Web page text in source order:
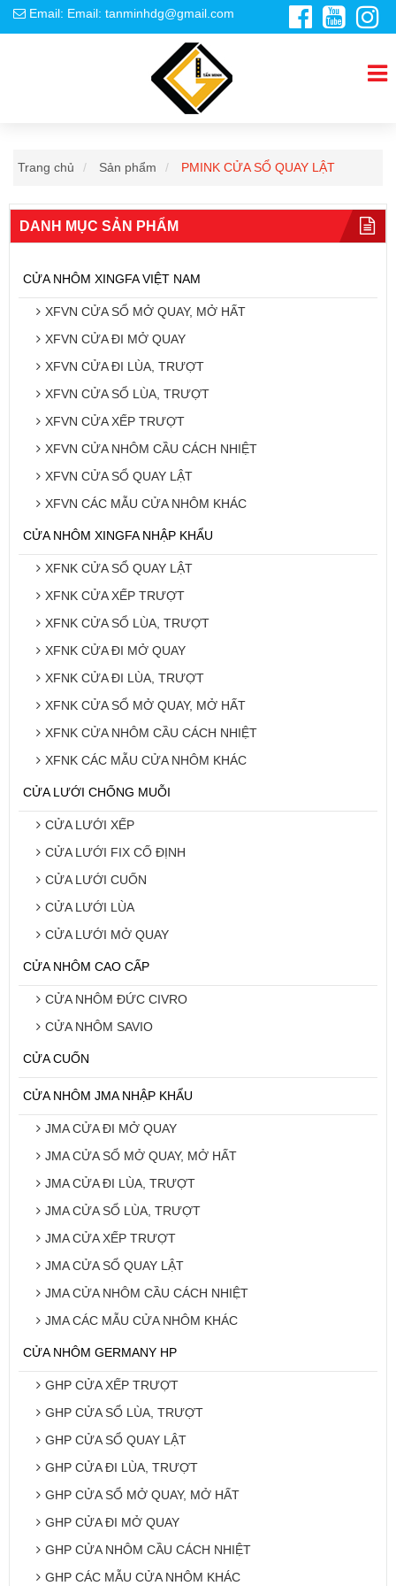
Email: Email: tanminhdg@gmail.com
Trang chủ Sản phẩm PMINK CỬA SỔ QUAY LẬT
DANH MỤC SẢN PHẨM
CỬA NHÔM XINGFA VIỆT NAM
XFVN CỬA SỔ MỞ QUAY, MỞ HẤT
XFVN CỬA ĐI MỞ QUAY
XFVN CỬA ĐI LÙA, TRƯỢT
XFVN CỬA SỔ LÙA, TRƯỢT
XFVN CỬA XẾP TRƯỢT
XFVN CỬA NHÔM CẦU CÁCH NHIỆT
XFVN CỬA SỔ QUAY LẬT
XFVN CÁC MẪU CỬA NHÔM KHÁC
CỬA NHÔM XINGFA NHẬP KHẨU
XFNK CỬA SỔ QUAY LẬT
XFNK CỬA XẾP TRƯỢT
XFNK CỬA SỔ LÙA, TRƯỢT
XFNK CỬA ĐI MỞ QUAY
XFNK CỬA ĐI LÙA, TRƯỢT
XFNK CỬA SỔ MỞ QUAY, MỞ HẤT
XFNK CỬA NHÔM CẦU CÁCH NHIỆT
XFNK CÁC MẪU CỬA NHÔM KHÁC
CỬA LƯỚI CHỐNG MUỖI
CỬA LƯỚI XẾP
CỬA LƯỚI FIX CỐ ĐỊNH
CỬA LƯỚI CUỐN
CỬA LƯỚI LÙA
CỬA LƯỚI MỞ QUAY
CỬA NHÔM CAO CẤP
CỬA NHÔM ĐỨC CIVRO
CỬA NHÔM SAVIO
CỬA CUỐN
CỬA NHÔM JMA NHẬP KHẨU
JMA CỬA ĐI MỞ QUAY
JMA CỬA SỔ MỞ QUAY, MỞ HẤT
JMA CỬA ĐI LÙA, TRƯỢT
JMA CỬA SỔ LÙA, TRƯỢT
JMA CỬA XẾP TRƯỢT
JMA CỬA SỔ QUAY LẬT
JMA CỬA NHÔM CẦU CÁCH NHIỆT
JMA CÁC MẪU CỬA NHÔM KHÁC
CỬA NHÔM GERMANY HP
GHP CỬA XẾP TRƯỢT
GHP CỬA SỔ LÙA, TRƯỢT
GHP CỬA SỔ QUAY LẬT
GHP CỬA ĐI LÙA, TRƯỢT
GHP CỬA SỔ MỞ QUAY, MỞ HẤT
GHP CỬA ĐI MỞ QUAY
GHP CỬA NHÔM CẦU CÁCH NHIỆT
GHP CÁC MẪU CỬA NHÔM KHÁC